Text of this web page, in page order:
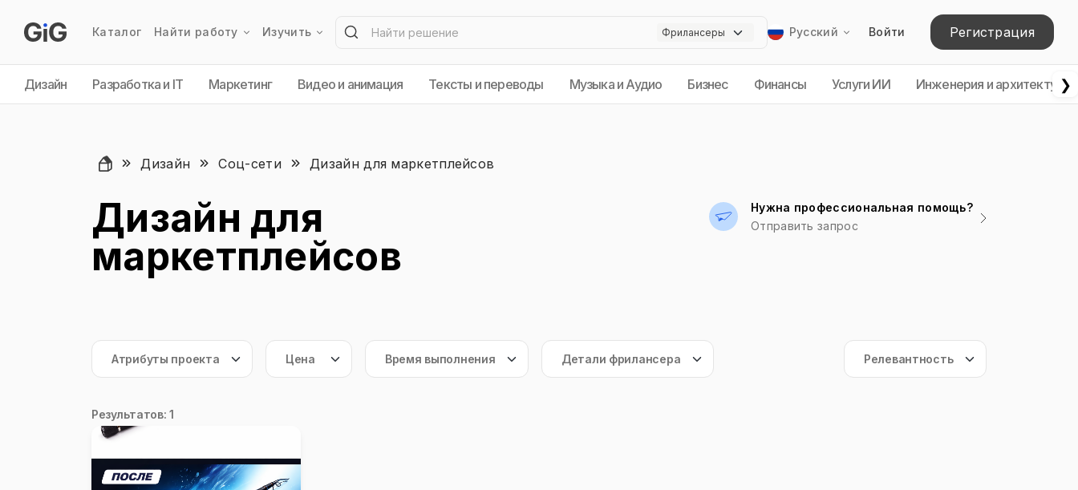
Каталог Найти работу Изучить Русский Войти Регистрация
Дизайн Разработка и IT Маркетинг Видео и анимация Тексты и переводы Музыка и Аудио Бизнес Финансы Услуги ИИ Инженерия и архитектура
❯
Дизайн Соц-сети Дизайн для маркетплейсов
Дизайн для
маркетплейсов
Нужна профессиональная помощь?
Отправить запрос
Результатов: 1